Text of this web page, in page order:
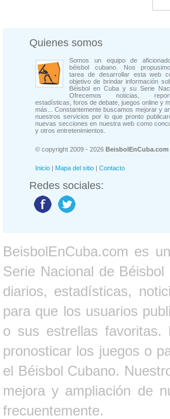
Quienes somos
Somos un equipo de
béisbol cubano. Nos
tarea de desarrollar esta web
objetivo de brindar información
Béisbol en Cuba y su Serie
Ofrecemos noticias,
estadísticas, foros de debate, juegos online y
más... Constantemente buscamos mejorar y
nuestros servicios por lo que pronto
nuevas secciones en nuestra web como
y otros entretenimientos.
© copyright 2009 - 2026 BeisbolEnCuba.com
Inicio | Mapa del sitio | Contacto
Redes sociales:
BeisbolEnCuba.com es
Serie Nacional de
diarios, estadísticas,
para que los usuarios
o sus estrellas favoritas.
pronosticar los juegos o
el Béisbol Cubano.
mejora y ampliación de
frecuentemente.